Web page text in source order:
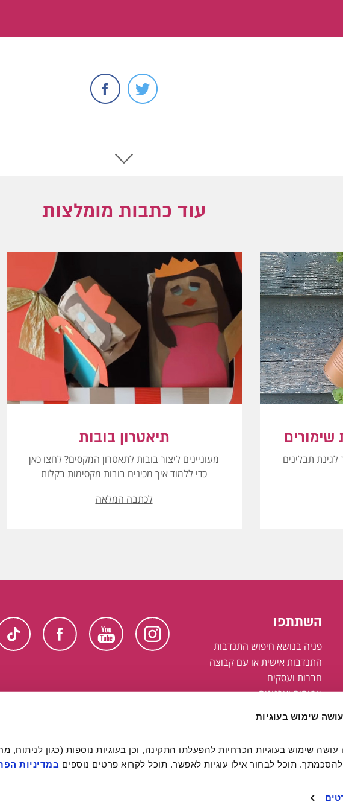
שימוש בעוגיות
תוכל לבחור אילו עוגיות לאפשר. תוכל לקרוא פרטים נוספים במדיניות
עוד כתבות מומלצות
שימורים
לגינת תבלינים
תיאטרון בובות
מעוניינים ליצור בובות לתאטרון המקסים? לחצו כאן
כדי ללמוד איך מכינים בובות מקסימות בקלות
לכתבה המלאה
השתתפו
פניה בנושא חיפוש התנדבות
התנדבות אישית או עם קבוצה
חברות ועסקים
עמותות וארגונים